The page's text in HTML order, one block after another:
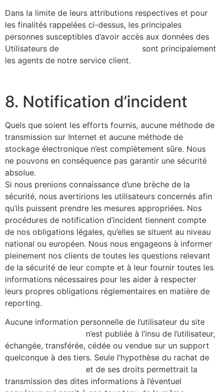
Dans la limite de leurs attributions respectives et pour
les finalités rappelées ci-dessus, les principales
personnes susceptibles d’avoir accès aux données des
Utilisateurs de
sont principalement
les agents de notre service client.
8. Notification d’incident
Quels que soient les efforts fournis, aucune méthode de
transmission sur Internet et aucune méthode de
stockage électronique n’est complètement sûre. Nous
ne pouvons en conséquence pas garantir une sécurité
absolue.
Si nous prenions connaissance d’une brèche de la
sécurité, nous avertirions les utilisateurs concernés afin
qu’ils puissent prendre les mesures appropriées. Nos
procédures de notification d’incident tiennent compte
de nos obligations légales, qu’elles se situent au niveau
national ou européen. Nous nous engageons à informer
pleinement nos clients de toutes les questions relevant
de la sécurité de leur compte et à leur fournir toutes les
informations nécessaires pour les aider à respecter
leurs propres obligations réglementaires en matière de
reporting.
Aucune information personnelle de l’utilisateur du site
n’est publiée à l’insu de l’utilisateur,
échangée, transférée, cédée ou vendue sur un support
quelconque à des tiers. Seule l’hypothèse du rachat de
et de ses droits permettrait la
transmission des dites informations à l’éventuel